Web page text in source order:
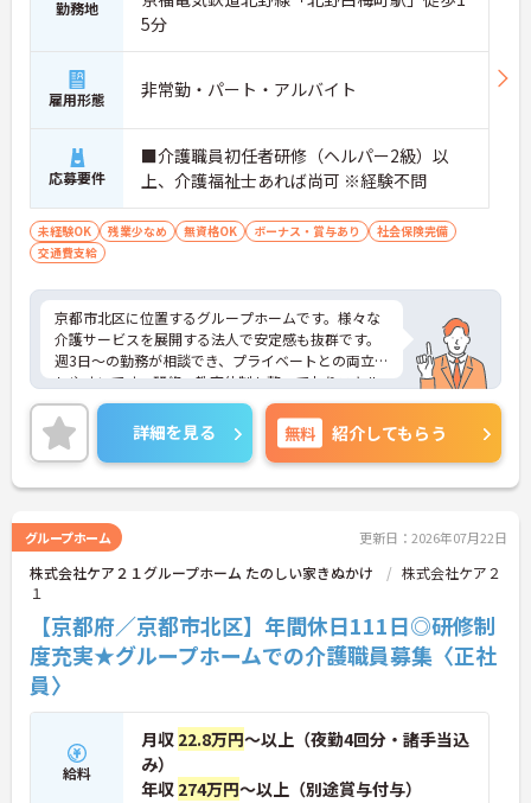
勤務地
5分
雇用形態 非常勤・パート・アルバイト
応募要件
■介護職員初任者研修（ヘルパー2級）以
上、介護福祉士あれば尚可 ※経験不問
未経験OK 残業少なめ 無資格OK ボーナス・賞与あり
社会保険完備
交通費支給
京都市北区に位置するグループホームです。様々な
介護サービスを展開する法人で安定感も抜群です。
週3日～の勤務が相談でき、プライベートとの両立も
しやすいです。研修・教育体制も整っておりスキル
アップを目指したい方にもおすすめです。
ご興味をお持ちの方には詳細の情報や面接のポイン
トをお伝えしますのでお気軽にお問い合わせくださ
いませ。
詳細を見る 無料 紹介してもらう
グループホーム 更新日：2026年07月22日
株式会社ケア２１グループホーム たのしい家きぬかけ
株式会社ケア２
１
【京都府／京都市北区】年間休日111日◎研修制
度充実★グループホームでの介護職員募集〈正社
員〉
給料
月収 22.8万円～以上（夜勤4回分・諸手当込
み）
年収 274万円～以上（別途賞与付与）